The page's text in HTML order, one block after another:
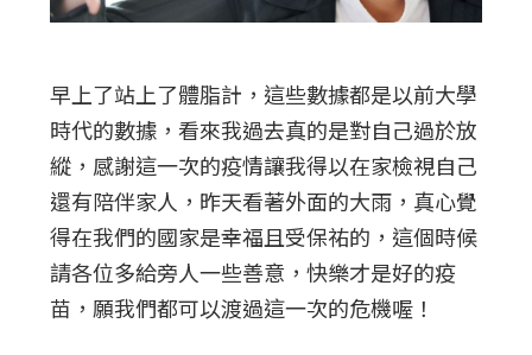
早上了站上了體脂計，這些數據都是以前大學
時代的數據，看來我過去真的是對自己過於放
縱，感謝這一次的疫情讓我得以在家檢視自己
還有陪伴家人，昨天看著外面的大雨，真心覺
得在我們的國家是幸福且受保祐的，這個時候
請各位多給旁人一些善意，快樂才是好的疫
苗，願我們都可以渡過這一次的危機喔！